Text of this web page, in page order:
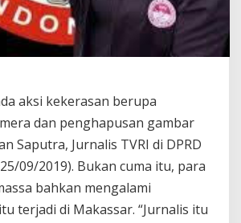
aksi kekerasan berupa
dan penghapusan gambar
Saputra, Jurnalis TVRI di DPRD
09/2019). Bukan cuma itu, para
bahkan mengalami
terjadi di Makassar. “Jurnalis itu